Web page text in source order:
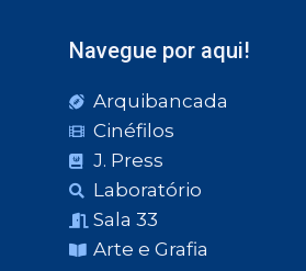
Navegue por aqui!
Arquibancada
Cinéfilos
J. Press
Laboratório
Sala 33
Arte e Grafia